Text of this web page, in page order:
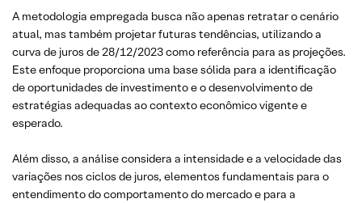
A metodologia empregada busca não apenas retratar o cenário
atual, mas também projetar futuras tendências, utilizando a
curva de juros de 28/12/2023 como referência para as projeções.
Este enfoque proporciona uma base sólida para a identificação
de oportunidades de investimento e o desenvolvimento de
estratégias adequadas ao contexto econômico vigente e
esperado.
Além disso, a análise considera a intensidade e a velocidade das
variações nos ciclos de juros, elementos fundamentais para o
entendimento do comportamento do mercado e para a